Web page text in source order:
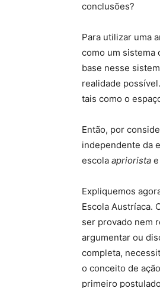
conclusões?
Para utilizar uma
como um sistema
base nesse
realidade
tais como o
Então, por
independente da
escola apriorista e
Expliquemos
Escola Austríaca.
ser provado nem
argumentar ou
completa,
o conceito de
primeiro